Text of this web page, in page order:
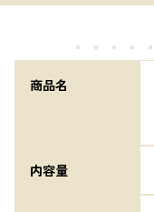
・・・・・
商品名
内容量